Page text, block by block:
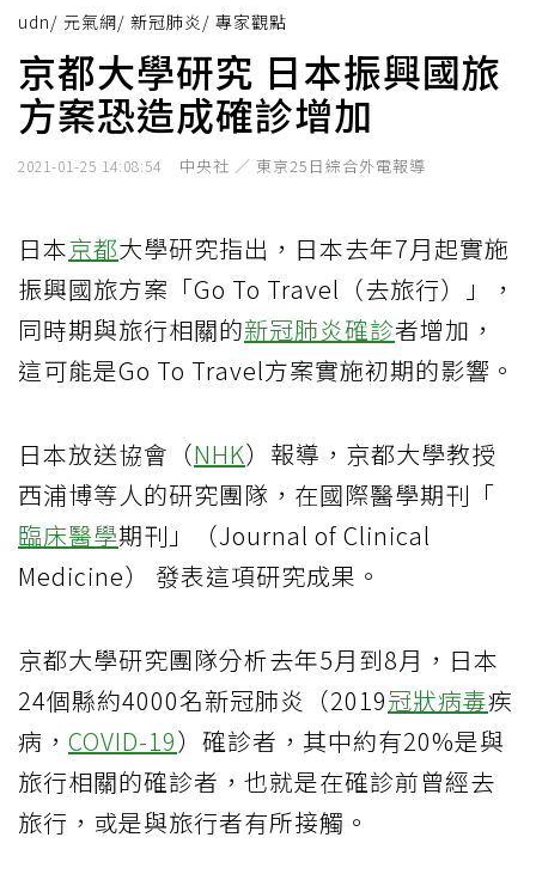
udn/ 元氣網/ 新冠肺炎 / 專家觀點
京都大學研究 日本振興國旅
方案恐造成確診增加
2021-01-25 14:08:54 中央社 ／ 東京25日綜合外電報導
日本京都大學研究指出，日本去年7月起實施
振興國旅方案「Go To Travel（去旅行）」，
同時期與旅行相關的新冠肺炎確診者增加，
這可能是Go To Travel方案實施初期的影響。
日本放送協會（NHK）報導，京都大學教授
西浦博等人的研究團隊，在國際醫學期刊「
臨床醫學期刊」（Journal of Clinical
Medicine） 發表這項研究成果。
京都大學研究團隊分析去年5月到8月，日本
24個縣約4000名新冠肺炎（2019冠狀病毒疾
病， COVID-19）確診者，其中約有20%是與
旅行相關的確診者，也就是在確診前曾經去
旅行，或是與旅行者有所接觸。